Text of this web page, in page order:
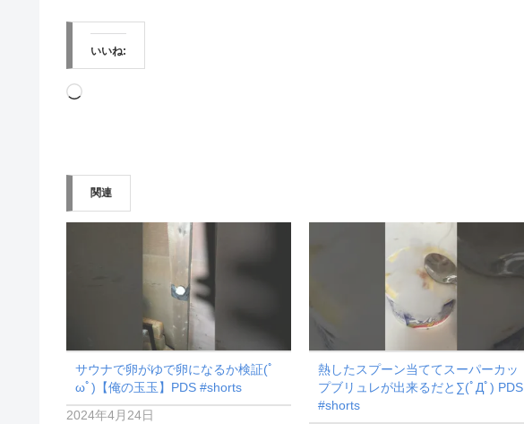
いいね:
読
み
中…
関連
サウナで卵がゆで卵になるか検証(ﾟ
ωﾟ)【俺の玉玉】PDS #shorts
2024年4月24日
熱したスプーン当ててスーパーカッ
プブリュレが出来るだと∑(ﾟДﾟ) PDS
#shorts